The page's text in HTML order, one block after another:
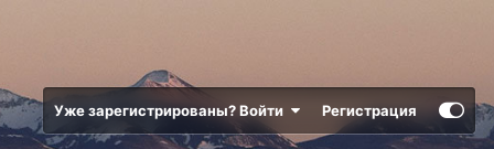
Уже зарегистрированы? Войти Регистрация